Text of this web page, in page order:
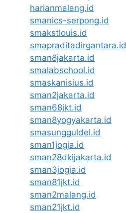
harianmalang.id
smanics-serpong.id
smakstlouis.id
smapraditadirgantara.id
sman8jakarta.id
smalabschool.id
smaskanisius.id
sman2jakarta.id
sman68jkt.id
sman8yogyakarta.id
smasungguldel.id
sman1jogja.id
sman28dkijakarta.id
sman3jogja.id
sman81jkt.id
sman2malang.id
sman21jkt.id